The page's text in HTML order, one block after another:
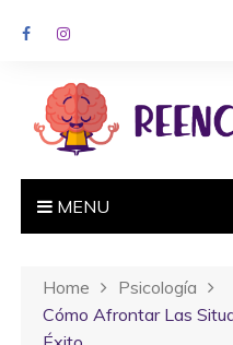
MENU
Home
Psicología
Cómo Afrontar Las